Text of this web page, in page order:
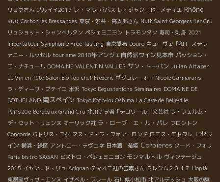
リョウさん ブルイイ2017 レ・マウ ババス レ・ジャン・ド・メティエ Rhône
sud Corton les Bressandes 東京・渋谷・高太郎さん Nuit Saint Georgers 1er Cru
リュショット・シャンベルタン ペシェミニヨン トラモンタン 寿司・刺身 2021
Importateur Symphonie Free Tasting 東京調布 Douro キューヴェ「和」
ステフ
ァニー・ルッセル tourisme 2018年アンジェ自然派ワイン見本市 パッション・
エ・ナチュール DOMAINE VALENTIN VALLES サン・トーバン Julian Altaber
Le Vin en Tête Salon Bio Top chef Frederic ボジョレーォー Nicole Carmarans
ラ・ディーヴ・ブテイユ 米沢 Tokyo Degustations Séminaires DOMAINE DE
BOTHELAND 南スペイン Tokyo Koto-ku Oshima La Cave de Belleville
Paris20e Bordeaux Grand Cru 北川ナヲ著「テロワール」文芸社 ラ・フェルム・
デ・セット・リュンヌ オーリック社 ラ・ローブ・エ・ル・パレ フロントン
Concorde パトリス・ユグ マス・ド・ラ・フォン・ロンド ロニス・エトワレ ロゼワ
イン 横浜・緑区 アントニー・テヴェネ 日本酒 菊姫 Corbieres クード・フォリ
Paris bistro SAGAN ビストロ・ペシェミニヨン モンマルトル ヴィンテージュ
2015 イヤン・ド・リュ Acignan ディオニ社の玉城さん ミレジム２０１７ Hop'là
東銀座ヴィヴィエンヌ イザベル・フレール 石川県小松市 北アルデッシュ 大阪の醸